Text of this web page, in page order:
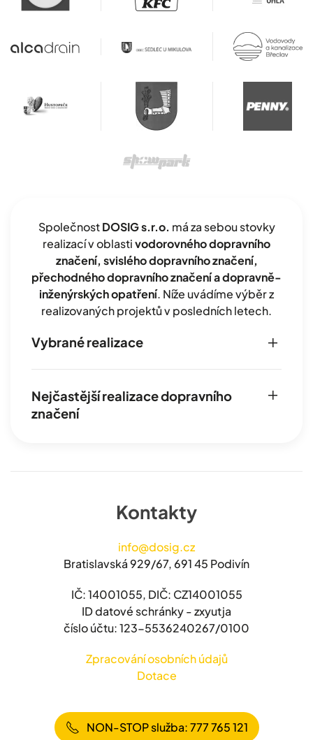
SpolečnostDOSIG s.r.o. má za sebou stovky
realizací v oblastivodorovného dopravního
značení, svislého dopravního značení,
přechodného dopravního značení a dopravně-
inženýrských opatření. Níže uvádíme výběr z
realizovaných projektů v posledních letech.
Vybrané realizace
Nejčastější realizace dopravního
značení
Kontakty
info@dosig.cz
Bratislavská 929/67, 691 45 Podivín
IČ: 14001055, DIČ: CZ14001055
ID datové schránky - zxyutja
číslo účtu: 123-5536240267/0100
Zpracování osobních údajů
Dotace
NON-STOP služba: 777 765 121